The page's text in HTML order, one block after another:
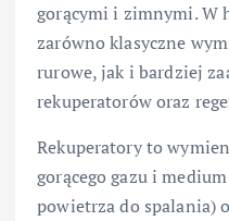
gorącymi i zimnymi. W
zarówno klasyczne
rurowe, jak i bardziej
rekuperatorów oraz
Rekuperatory to
gorącego gazu i
powietrza do spalania)